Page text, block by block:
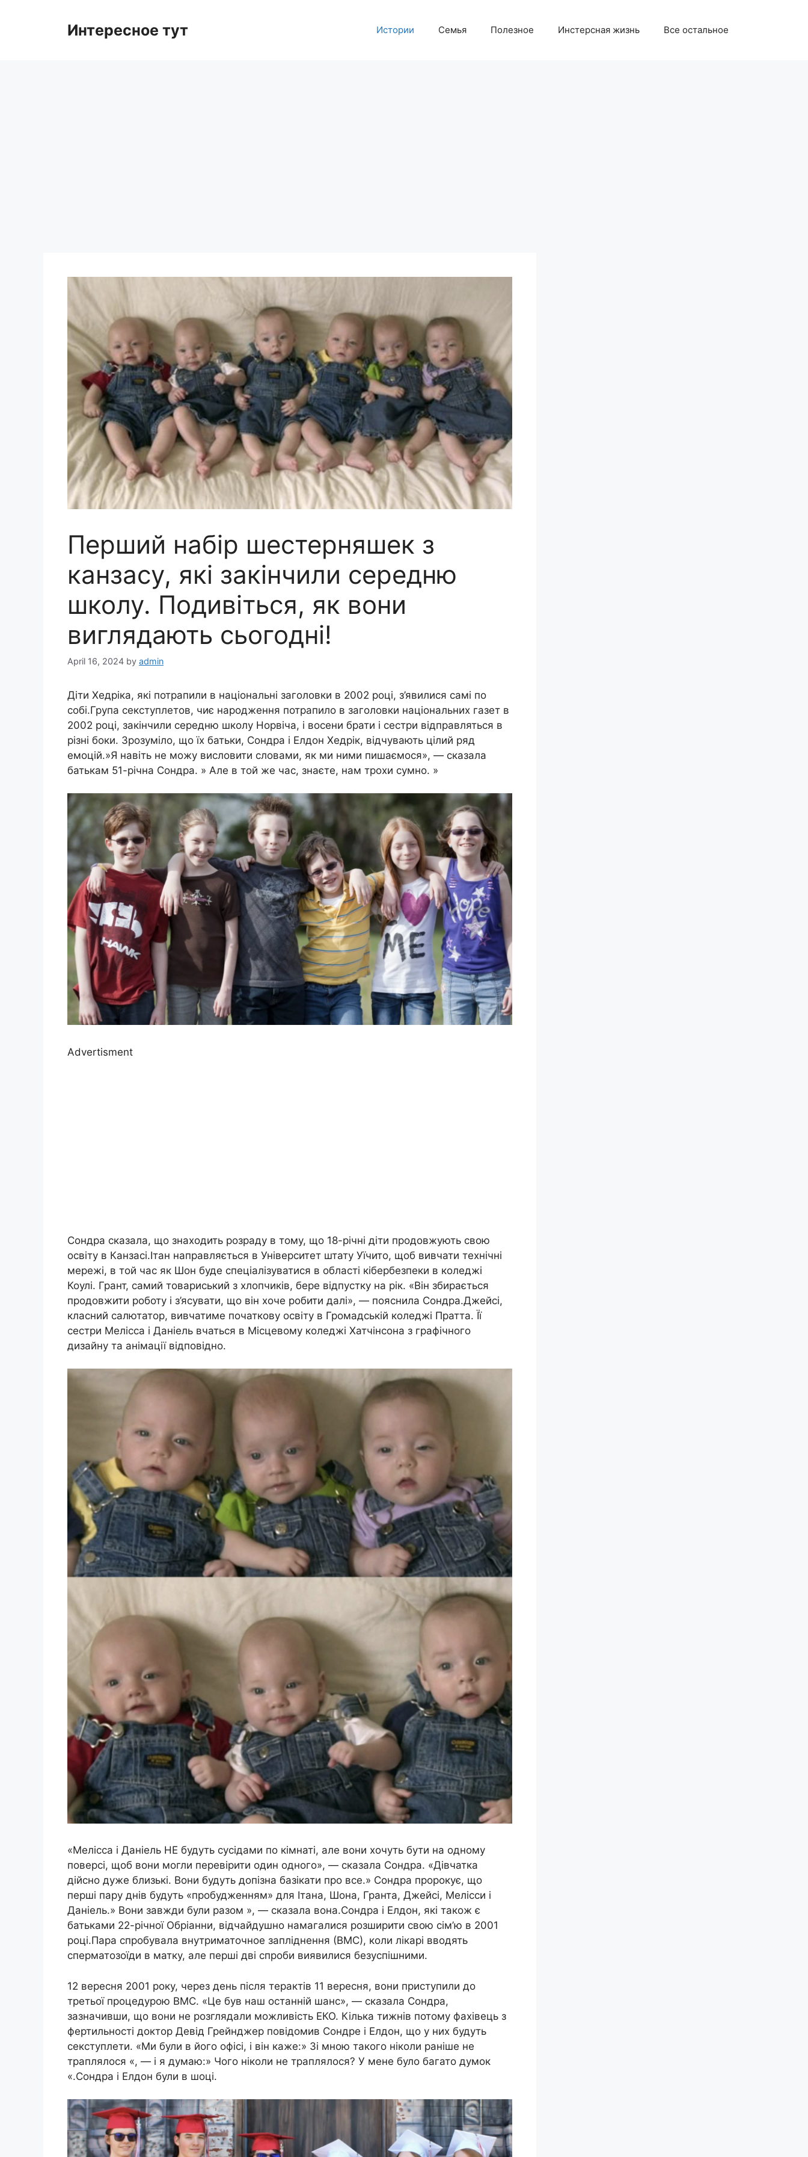
Интересное тут Истории Семья Полезное Инстерсная жизнь Все остальное
Перший набір шестерняшек з
канзасу, які закінчили середню
школу. Подивіться, як вони
виглядають сьогодні!
April 16, 2024 by admin
Діти Хедріка, які потрапили в національні заголовки в 2002 році, з’явилися самі по
собі.Група секступлетов, чиє народження потрапило в заголовки національних газет в
2002 році, закінчили середню школу Норвіча, і восени брати і сестри відправляться в
різні боки. Зрозуміло, що їх батьки, Сондра і Елдон Хедрік, відчувають цілий ряд
емоцій.»Я навіть не можу висловити словами, як ми ними пишаємося», — сказала
батькам 51-річна Сондра. » Але в той же час, знаєте, нам трохи сумно. »
Advertisment
Сондра сказала, що знаходить розраду в тому, що 18-річні діти продовжують свою
освіту в Канзасі.Ітан направляється в Університет штату Уїчито, щоб вивчати технічні
мережі, в той час як Шон буде спеціалізуватися в області кібербезпеки в коледжі
Коулі. Грант, самий товариський з хлопчиків, бере відпустку на рік. «Він збирається
продовжити роботу і з’ясувати, що він хоче робити далі», — пояснила Сондра.Джейсі,
класний салютатор, вивчатиме початкову освіту в Громадській коледжі Пратта. Її
сестри Мелісса і Даніель вчаться в Місцевому коледжі Хатчінсона з графічного
дизайну та анімації відповідно.
«Мелісса і Даніель НЕ будуть сусідами по кімнаті, але вони хочуть бути на одному
поверсі, щоб вони могли перевірити один одного», — сказала Сондра. «Дівчатка
дійсно дуже близькі. Вони будуть допізна базікати про все.» Сондра пророкує, що
перші пару днів будуть «пробудженням» для Ітана, Шона, Гранта, Джейсі, Мелісси і
Даніель.» Вони завжди були разом », — сказала вона.Сондра і Елдон, які також є
батьками 22-річної Обріанни, відчайдушно намагалися розширити свою сім’ю в 2001
році.Пара спробувала внутриматочное запліднення (ВМС), коли лікарі вводять
сперматозоїди в матку, але перші дві спроби виявилися безуспішними.
12 вересня 2001 року, через день після терактів 11 вересня, вони приступили до
третьої процедурою ВМС. «Це був наш останній шанс», — сказала Сондра,
зазначивши, що вони не розглядали можливість ЕКО. Кілька тижнів потому фахівець з
фертильності доктор Девід Грейнджер повідомив Сондре і Елдон, що у них будуть
секступлети. «Ми були в його офісі, і він каже:» Зі мною такого ніколи раніше не
траплялося «, — і я думаю:» Чого ніколи не траплялося? У мене було багато думок
«.Сондра і Елдон були в шоці.